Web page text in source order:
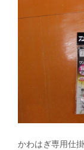
かわはぎ専用仕